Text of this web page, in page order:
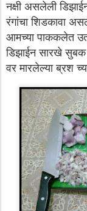
नक्षी असलेली
रंगांचा शिडकावा
आमच्या पाककलेत
डिझाईन सारखे
वर मारलेल्या ब्रश